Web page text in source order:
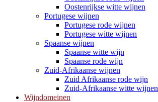
Oostenrijkse witte wijnen
Portugese wijnen
Portugese rode wijnen
Portugese witte wijnen
Spaanse wijnen
Spaanse witte wijn
Spaanse rode wijn
Zuid-Afrikaanse wijnen
Zuid Afrikaanse rode wijn
Zuid-Afrikaanse witte wijnen
Wijndomeinen